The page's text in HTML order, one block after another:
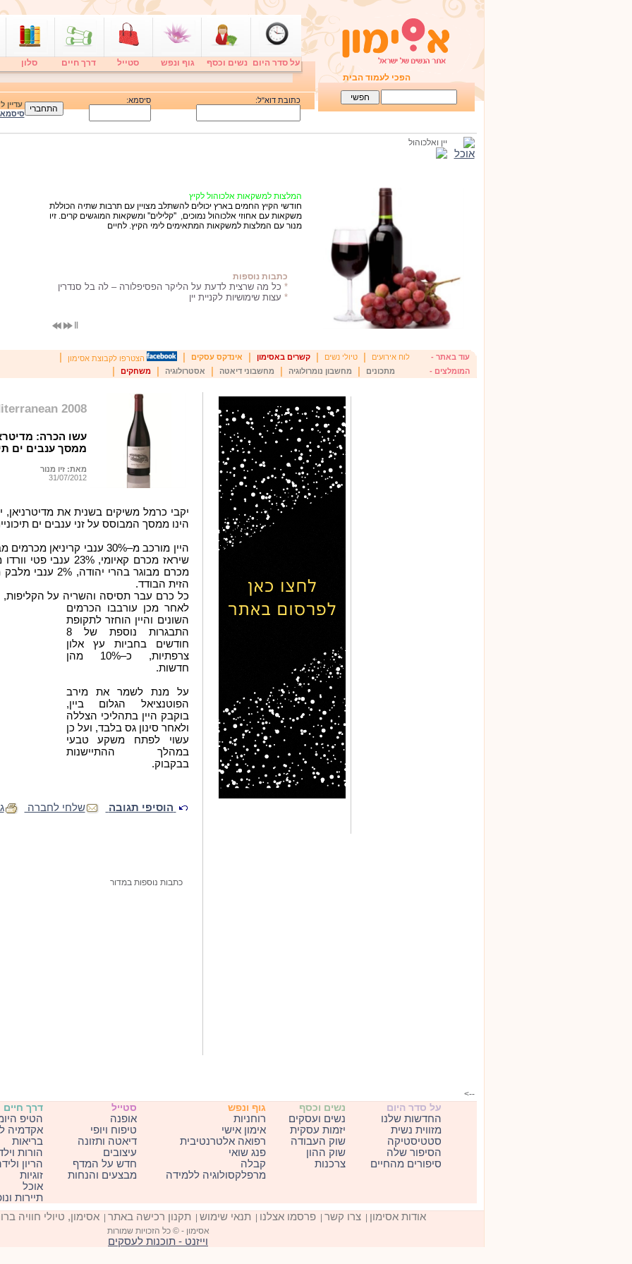
הפכי לעמוד הבית
על סדר היום נשים וכסף גוף ונפש סטייל דרך חיים סלון
כתובת דוא"ל: סיסמא:
יין ואלכוהול
המלצות למשקאות אלכוהול לקיץ
חודשי הקיץ החמים בארץ יכולים להשתלב מצויין עם תרבות שתיה הכוללת
משקאות עם אחוזי אלכוהול נמוכים, ''קלילים'' ומשקאות המוגשים קרים. זיו
מנור עם המלצות למשקאות המתאימים לימי הקיץ. לחיים
כתבות נוספות
* כל מה שרצית לדעת על הליקר הפסיפלורה – לה בל סנדרין
* עצות שימושיות לקניית יין
עוד באתר - לוח אירועים |טיולי נשים |קשרים באסימון אינדקס עסקים הצטרפו לקבוצת אסימון
המומלצים - מתכונים מחשבון נומרולוגיה מחשבוני דיאטה אסטרולוגיה |משחקים
2008
ממסך ענבים ים
מאת: זיו מנור
31/07/2012
יקבי כרמל משיקים בשנית את מדיטרניאן,
הינו ממסך המבוסס על זני ענבים ים
הזית הבודד.
כל כרם עבר תסיסה והשריה על הקליפות,
לאחר מכן עורבבו הכרמים
השונים והיין הוחזר לתקופת
התבגרות נוספת של 8
חודשים בחביות עץ אלון
צרפתיות, כ–10% מהן
חדשות.
על מנת לשמר את מירב
הפוטנציאל הגלום ביין,
בוקבק היין בתהליכי הצללה
ולאחר סינון גס בלבד, ועל כן
עשוי לפתח משקע טבעי
במהלך ההתיישנות
בבקבוק.
הוסיפי תגובה שלחי לחברה
כתבות נוספות במדור
-->
על סדר היום
החדשות שלנו
מזווית נשית
סטטיסטיקה
הסיפור שלה
סיפורים מהחיים
נשים וכסף
נשים ועסקים
יזמות עסקית
שוק העבודה
שוק ההון
צרכנות
גוף ונפש
רוחניות
אימון אישי
רפואה אלטרנטיבית
פנג שואי
קבלה
מרפלקסולוגיה ללמידה
סטייל
אופנה
טיפוח ויופי
דיאטה ותזונה
עיצובים
חדש על המדף
מבצעים והנחות
דרך חיים
הטיפ
אקדמיה
בריאות
הורות
הריון
זוגיות
אוכל
תיירות
אודות אסימון |צרו קשר |פרסמו אצלנו תנאי שימוש תקנון רכישה באתר |אסימון, טיולי חוויה
אסימון - © כל הזכויות שמורות
וייזנט - תוכנות לעסקים